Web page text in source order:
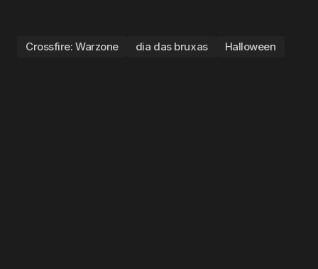
Crossfire: Warzone dia das bruxas Halloween